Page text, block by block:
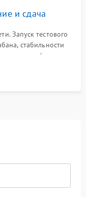
и сдача
Запуск тестового
стабильности
насоса (откачка
стуков или